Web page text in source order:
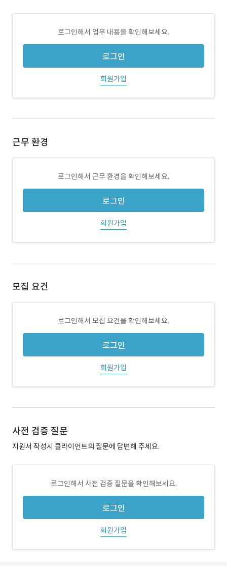
로그인해서 업무 내용을 확인해보세요.
로그인
회원가입
근무 환경
로그인해서 근무 환경을 확인해보세요.
로그인
회원가입
모집 요건
로그인해서 모집 요건을 확인해보세요.
로그인
회원가입
사전 검증 질문
지원서 작성시 클라이언트의 질문에 답변해 주세요.
로그인해서 사전 검증 질문을 확인해보세요.
로그인
회원가입